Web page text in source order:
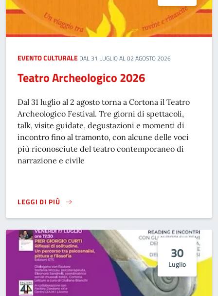
EVENTO CULTURALE DAL 31 LUGLIO AL 02 AGOSTO 2026
Teatro Archeologico 2026
Dal 31 luglio al 2 agosto torna a Cortona il Teatro
Archeologico Festival. Tre giorni di spettacoli,
talk, visite guidate, degustazioni e momenti di
incontro fino al tramonto, con alcune delle voci
più riconosciute del teatro contemporaneo di
narrazione e civile
LEGGI DI PIÙ
TEATRO ARCHEOLOGICO 2026
30
Luglio